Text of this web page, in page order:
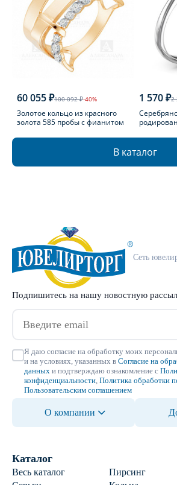
60 055 ₽100 092 ₽-40%
Золотое кольцо из красного
золота 585 пробы с фианитом
1 570 ₽2
В каталог
Сеть
Подпишитесь на нашу новостную
Я даю согласие на обработку моих
и на условиях, указанных в Согласие на
данных и подтверждаю ознакомление с
конфиденциальности Политика обработки
Пользовательским соглашением
О компании
Каталог
Весь каталог
Пирсинг